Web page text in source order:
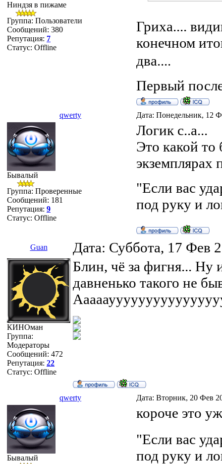
Ниндзя в пижаме
Группа: Пользователи
Сообщений: 380
Репутация: 7
Статус: Offline
Гриха....
конечном
два....
Первый
qwerty Дата: Понедельник, 12
Бывалый
Группа: Проверенные
Сообщений: 181
Репутация: 9
Статус: Offline
Логик с..а...
Это какой то
экземплярах
"Если вас
под руку и
Guan Дата: Суббота, 17 Фев
КИНОман
Группа:
Модераторы
Сообщений: 472
Репутация: 22
Статус: Offline
Блин, чё за фигня... Ну
давненько такого не
qwerty Дата: Вторник, 20 Фев
Бывалый
короче это
"Если вас
под руку и